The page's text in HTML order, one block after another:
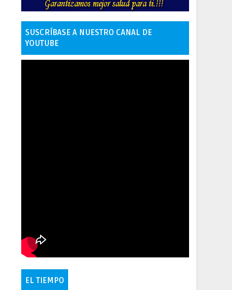
SUSCRÍBASE A NUESTRO CANAL DE
YOUTUBE
EL TIEMPO